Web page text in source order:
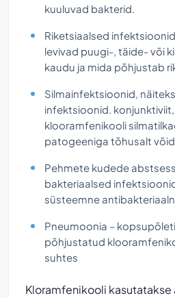
kuuluvad bakterid.
Riketsiaalsed
levivad puugi-, täide- või
kaudu ja mida põhjustab
Silmainfektsioonid,
infektsioonid.
klooramfenikooli
patogeeniga tõhusalt
Pehmete kudede
bakteriaalsed
süsteemne
Pneumoonia –
põhjustatud
suhtes
Kloramfenikooli kasutatakse